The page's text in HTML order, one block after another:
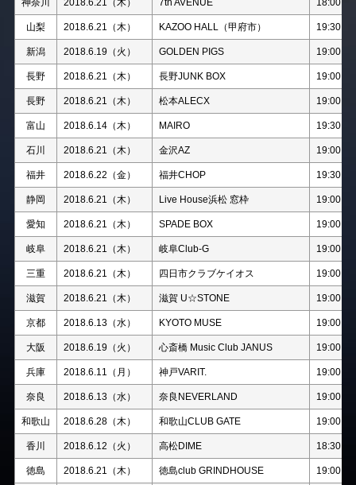
山梨 2018.6.21（木） KAZOO HALL（甲府市） 19:30
新潟 2018.6.19（火） GOLDEN PIGS 19:00
長野 2018.6.21（木） 長野JUNK BOX 19:00
長野 2018.6.21（木） 松本ALECX 19:00
富山 2018.6.14（木） MAIRO 19:30
石川 2018.6.21（木） 金沢AZ 19:00
福井 2018.6.22（金） 福井CHOP 19:30
静岡 2018.6.21（木） Live House浜松 窓枠 19:00
愛知 2018.6.21（木） SPADE BOX 19:00
岐阜 2018.6.21（木） 岐阜Club-G 19:00
三重 2018.6.21（木） 四日市クラブケイオス 19:00
滋賀 2018.6.21（木） 滋賀 U☆STONE 19:00
京都 2018.6.13（水） KYOTO MUSE 19:00
大阪 2018.6.19（火） 心斎橋 Music Club JANUS 19:00
兵庫 2018.6.11（月） 神戸VARIT. 19:00
奈良 2018.6.13（水） 奈良NEVERLAND 19:00
和歌山 2018.6.28（木） 和歌山CLUB GATE 19:00
香川 2018.6.12（火） 高松DIME 18:30
徳島 2018.6.21（木） 徳島club GRINDHOUSE 19:00